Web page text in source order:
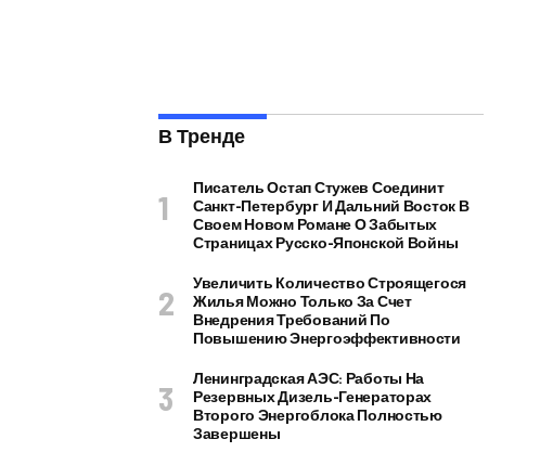
В Тренде
Писатель Остап Стужев Соединит
Санкт-Петербург И Дальний Восток В
Своем Новом Романе О Забытых
Страницах Русско-Японской Войны
Увеличить Количество Строящегося
Жилья Можно Только За Счет
Внедрения Требований По
Повышению Энергоэффективности
Ленинградская АЭС: Работы На
Резервных Дизель-Генераторах
Второго Энергоблока Полностью
Завершены